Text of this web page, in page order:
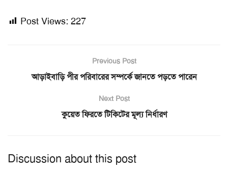
Post Views: 227
Previous Post
আড়াইবাড়ি পীর পরিবারের সম্পর্কে জানতে পড়তে পারেন
Next Post
কুয়েত ফিরতে টিকিটের মূল্য নির্ধারণ
Discussion about this post